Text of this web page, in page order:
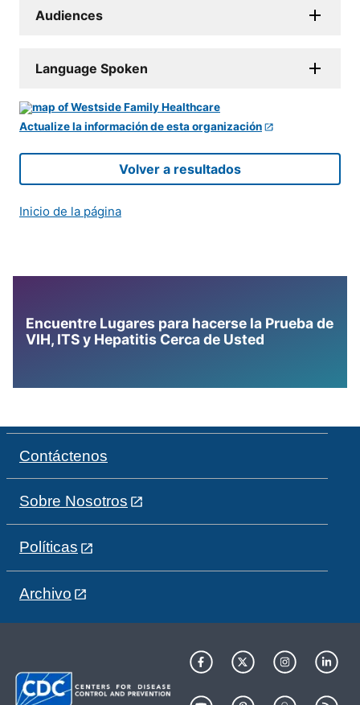
Audiences
Language Spoken
Actualize la información de esta organización
Volver a resultados
Inicio de la página
Encuentre Lugares para hacerse la Prueba de
VIH, ITS y Hepatitis Cerca de Usted
Contáctenos
Sobre Nosotros
Políticas
Archivo